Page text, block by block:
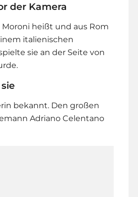
der Kamera
heißt und aus Rom
italienischen
sie an der Seite von
bekannt. Den großen
Adriano Celentano